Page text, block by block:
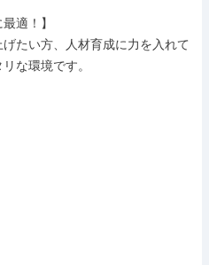
適！】
たい方、人材育成に力を入れて
な環境です。